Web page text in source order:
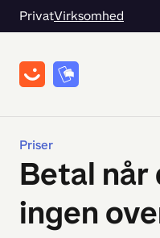
PrivatVirksomhed
Priser
Betal
ingen